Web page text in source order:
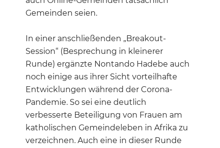
Gemeinden seien.
In einer anschließenden „Breakout-
Session“ (Besprechung in kleinerer
Runde) ergänzte Nontando Hadebe auch
noch einige aus ihrer Sicht vorteilhafte
Entwicklungen während der Corona-
Pandemie. So sei eine deutlich
verbesserte Beteiligung von Frauen am
katholischen Gemeindeleben in Afrika zu
verzeichnen. Auch eine in dieser Runde